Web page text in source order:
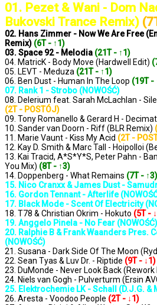
01. Pezet & Wani - Dom
Bukovski Trance Remix)
02. Hans Zimmer - Now We Are Free
Remix) (6T - ↑1)
03. Space 92 - Melodia (21T - ↑1)
04. MatricK - Body Move (Hardwell Edit)
05. LEVT - Meduza (21T - ↑1)
06. Ben Dust - Human In The Loop (19T -
07. Rank 1 - Strobo (NOWOŚĆ)
08. Delerium feat. Sarah McLachlan -
(2T - POSTÓJ)
09. Tony Romanello & Gerard H -
10. Sander van Doorn - Riff (BLR Remix)
11. Marie Vaunt - Kiss My Acid (2T -
12. Kay D. Smith & Marc Tall - Hoipolloi
13. Kai Tracid, A*S*Y*S, Peter Pahn -
You Mix) (8T - ↑3)
14. Doppenberg - What Remains (7T - ↑3)
15. Nico Cranxx & James Dust -
16. Gordon Tennant - Afterlife
17. Black Mode - Scent Of Electricity
18. T78 & Christian Okrim - Hokuto (5T -
19. Anggelo Pinela - No Fear (NOWOŚĆ)
20. Ralphie B & Frank Waanders Pres.
(NOWOŚĆ)
21. Susana - Dark Side Of The Moon
22. Sean Tyas & Luv Dr. - Riptide (9T - ↓1)
23. DuMonde - Never Look Back (Rework
24. Niels van Gogh - Pulverturm (Ersin
25. Elektrochemie LK - Schall (D.J.G. &
26. Aresta - Voodoo People (2T - ↓1)